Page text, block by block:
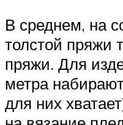
В среднем, на
толстой пряжи
пряжи. Для
метра
для них